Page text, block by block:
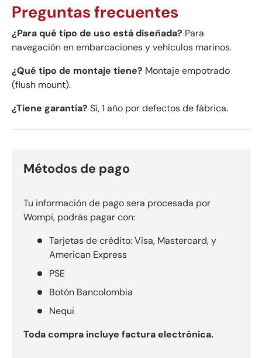
Preguntas frecuentes
¿Para qué tipo de uso está diseñada? Para
navegación en embarcaciones y vehículos marinos.
¿Qué tipo de montaje tiene? Montaje empotrado
(flush mount).
¿Tiene garantía? Sí, 1 año por defectos de fábrica.
Métodos de pago
Tu información de pago sera procesada por
Wompi, podrás pagar con:
Tarjetas de crédito: Visa, Mastercard, y
American Express
PSE
Botón Bancolombia
Nequi
Toda compra incluye factura electrónica.